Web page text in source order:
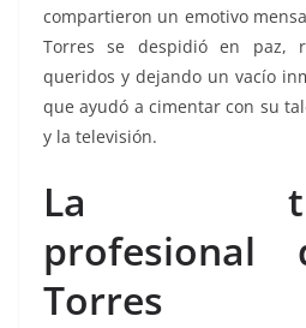
compartieron un emotivo
Torres se despidió en paz,
queridos y dejando un vacío
que ayudó a cimentar con su
y la televisión.
La
profesional
Torres